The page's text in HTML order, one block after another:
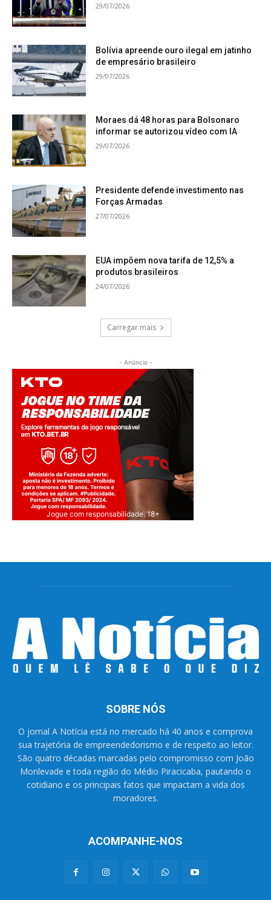
29/07/2026
Bolívia apreende ouro ilegal em jatinho
de empresário brasileiro
29/07/2026
Moraes dá 48 horas para Bolsonaro
informar se autorizou vídeo com IA
29/07/2026
Presidente defende investimento nas
Forças Armadas
27/07/2026
EUA impõem nova tarifa de 12,5% a
produtos brasileiros
24/07/2026
Carregar mais
- Anúncio -
Jogue com responsabilidade. 18+
SOBRE NÓS
O jornal A Notícia está no mercado há 40 anos e comprova
sua trajetória de empreendedorismo e de respeito ao leitor.
São quatro décadas marcadas pelo compromisso com João
Monlevade e toda região do Médio Piracicaba, pautando o
cotidiano e os principais fatos que impactam a vida dos
moradores.
ACOMPANHE-NOS